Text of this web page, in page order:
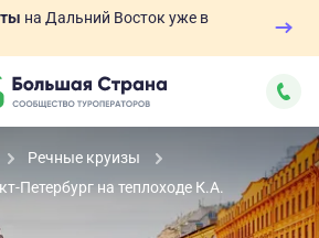
на Дальний Восток уже в
Речные круизы
Петербург на теплоходе К.А.